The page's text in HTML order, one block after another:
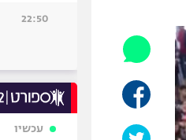
22:50
עכשיו